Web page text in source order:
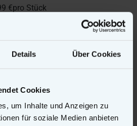
Details Über Cookies
Cookies
um Inhalte und Anzeigen zu
für soziale Medien anbieten
€pro Stück
bietet Vermietern eine